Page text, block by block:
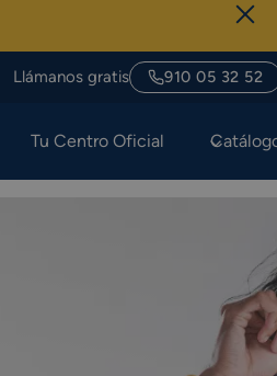
Llámanos gratis 910 05 32 52
Tu Centro Oficial